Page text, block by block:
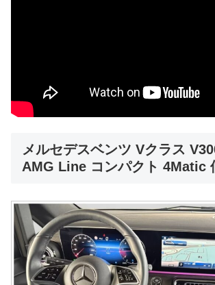
メルセデスベンツ Vクラス
AMG Line コンパクト 4Matic